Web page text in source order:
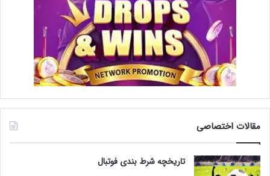
مقالات اختصاصی
تاریخچه شرط بندی فوتبال